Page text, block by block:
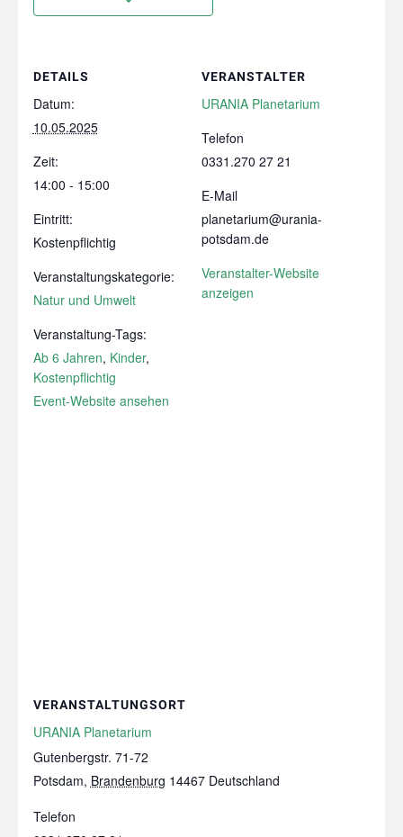
DETAILS
Datum:
10.05.2025
Zeit:
14:00 - 15:00
Eintritt:
Kostenpflichtig
Veranstaltungskategorie:
Natur und Umwelt
Veranstaltung-Tags:
Ab 6 Jahren, Kinder,
Kostenpflichtig
Event-Website ansehen
VERANSTALTER
URANIA Planetarium
Telefon
0331.270 27 21
E-Mail
planetarium@urania-
potsdam.de
Veranstalter-Website
anzeigen
VERANSTALTUNGSORT
URANIA Planetarium
Gutenbergstr. 71-72
Potsdam, Brandenburg 14467 Deutschland
Telefon